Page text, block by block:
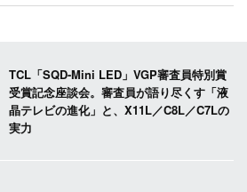
TCL「SQD-Mini LED」VGP審査員特別賞
受賞記念座談会。審査員が語り尽くす「液
晶テレビの進化」と、X11L／C8L／C7Lの
実力